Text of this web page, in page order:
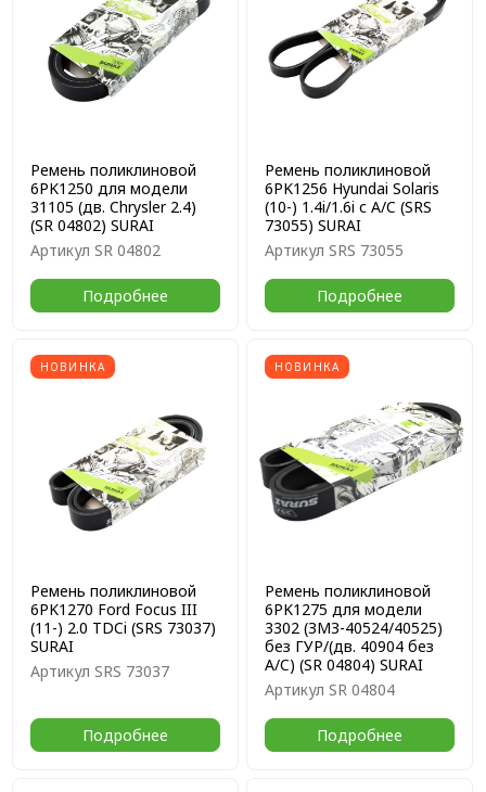
Ремень поликлиновой
6PK1250 для модели
31105 (дв. Chrysler 2.4)
(SR 04802) SURAI
Артикул SR 04802
Подробнее
Ремень поликлиновой
6PK1256 Hyundai Solaris
(10-) 1.4i/1.6i с A/C (SRS
73055) SURAI
Артикул SRS 73055
Подробнее
НОВИНКА
Ремень поликлиновой
6PK1270 Ford Focus III
(11-) 2.0 TDCi (SRS 73037)
SURAI
Артикул SRS 73037
Подробнее
НОВИНКА
Ремень поликлиновой
6PK1275 для модели
3302 (ЗМЗ-40524/40525)
без ГУР/(дв. 40904 без
A/C) (SR 04804) SURAI
Артикул SR 04804
Подробнее